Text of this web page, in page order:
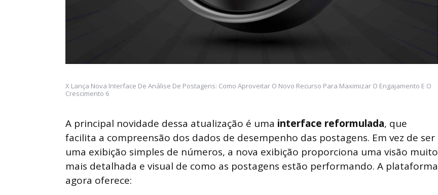
X Lança Nova Interface De Análise De Postagens: Como Aproveitar O Novo Recurso Para Maximizar O Engajamento E O
Crescimento 6
A principal novidade dessa atualização é uma interface reformulada, que
facilita a compreensão dos dados de desempenho das postagens. Em vez de ser
uma exibição simples de números, a nova exibição proporciona uma visão muito
mais detalhada e visual de como as postagens estão performando. A plataforma
agora oferece: